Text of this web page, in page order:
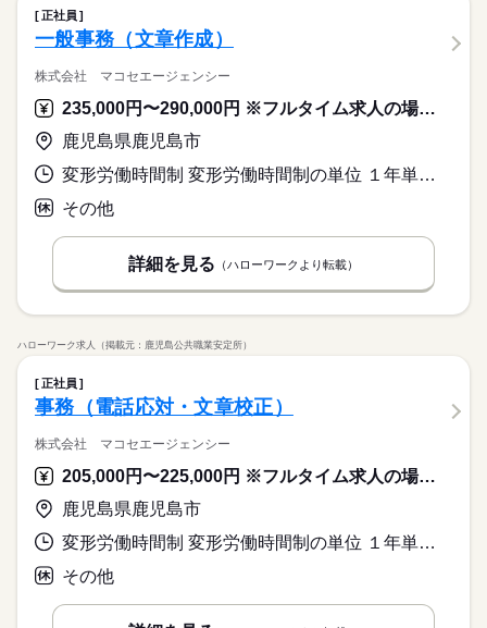
正社員
一般事務（文章作成）
株式会社 マコセエージェンシー
235,000円〜290,000円 ※フルタイム求人の場合は月額（換算額）、パート求人の場合は時間額を表示しています。
鹿児島県鹿児島市
変形労働時間制 変形労働時間制の単位 １年単位 就業時間１ 9時00分〜18時00分 就業時間２ 8時00分〜17時00分 就業時間３ 8時30分〜17時30分 就業時間に関する特記事項 試用期間終了後、月３回程度（２）（３）の勤務あり
その他
詳細を見る （ハローワークより転載）
ハローワーク求人（掲載元：鹿児島公共職業安定所）
正社員
事務（電話応対・文章校正）
株式会社 マコセエージェンシー
205,000円〜225,000円 ※フルタイム求人の場合は月額（換算額）、パート求人の場合は時間額を表示しています。
鹿児島県鹿児島市
変形労働時間制 変形労働時間制の単位 １年単位 就業時間１ 8時00分〜17時00分 就業時間２ 9時00分〜18時00分 就業時間に関する特記事項 ＊シフト制
その他